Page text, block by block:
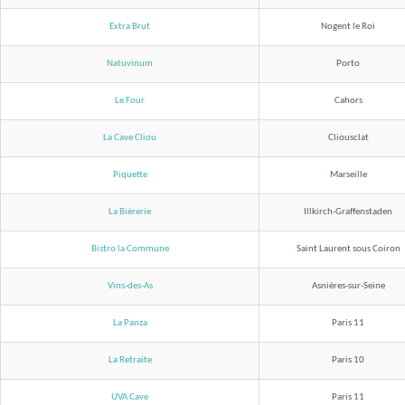
Extra Brut Nogent le Roi
Natuvinum Porto
Le Four Cahors
La Cave Cliou Cliousclat
Piquette Marseille
La Bièrerie Illkirch-Graffenstaden
Bistro la Commune Saint Laurent sous Coiron
Vins-des-As Asnières-sur-Seine
La Panza Paris 11
La Retraite Paris 10
UVA Cave Paris 11